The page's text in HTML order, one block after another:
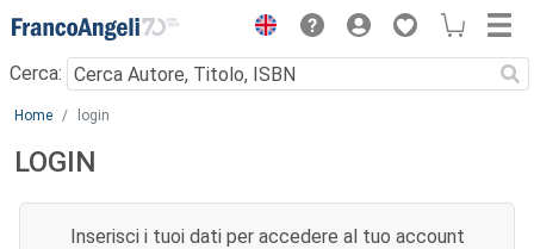
Menu
Cerca:
Main content
Home login
LOGIN
Inserisci i tuoi dati per accedere al tuo account